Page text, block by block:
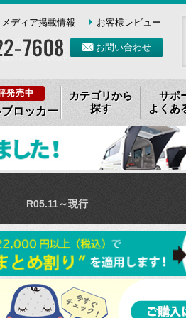
メディア掲載情報
お客様レビュー
お問い合わせ
発売中
ロッカー
カテゴリから
探す
サポ
よくあ
R05.11～現行